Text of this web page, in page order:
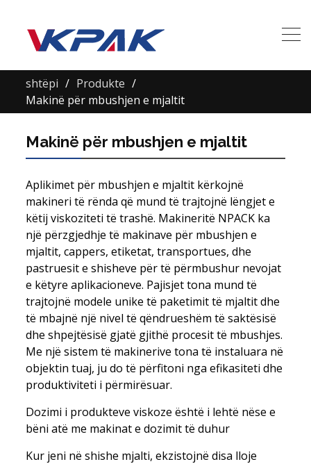
shtëpi
Produkte
Makinë për mbushjen e mjaltit
Makinë për mbushjen e mjaltit
Aplikimet për mbushjen e mjaltit kërkojnë
makineri të rënda që mund të trajtojnë lëngjet e
këtij viskoziteti të trashë. Makineritë NPACK ka
një përzgjedhje të makinave për mbushjen e
mjaltit, cappers, etiketat, transportues, dhe
pastruesit e shisheve për të përmbushur nevojat
e këtyre aplikacioneve. Pajisjet tona mund të
trajtojnë modele unike të paketimit të mjaltit dhe
të mbajnë një nivel të qëndrueshëm të saktësisë
dhe shpejtësisë gjatë gjithë procesit të mbushjes.
Me një sistem të makinerive tona të instaluara në
objektin tuaj, ju do të përfitoni nga efikasiteti dhe
produktiviteti i përmirësuar.
Dozimi i produkteve viskoze është i lehtë nëse e
bëni atë me makinat e dozimit të duhur
Kur jeni në shishe mjalti, ekzistojnë disa lloje